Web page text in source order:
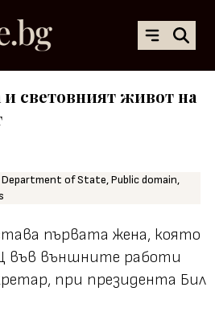
и световният живот на
of State, Public domain,
първата жена, която
във външните работи
при президента Бил